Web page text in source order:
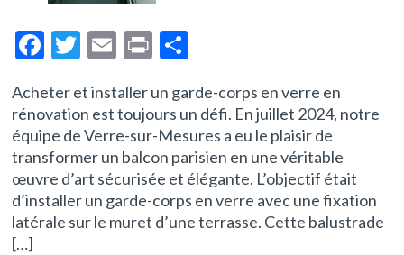
F
e
b
o
o
k
T
itt
er
E
ai
l
Pr
t
ta
g
er
Acheter et installer un garde-corps en verre en
rénovation est toujours un défi. En juillet 2024, notre
équipe de Verre-sur-Mesures a eu le plaisir de
transformer un balcon parisien en une véritable
œuvre d’art sécurisée et élégante. L’objectif était
d’installer un garde-corps en verre avec une fixation
latérale sur le muret d’une terrasse. Cette balustrade
[…]